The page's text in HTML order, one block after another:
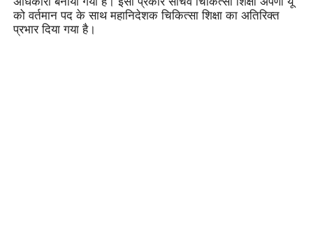
को वर्तमान पद के साथ महानिदेशक चिकित्सा शिक्षा का अतिरिक्त
प्रभार दिया गया है।